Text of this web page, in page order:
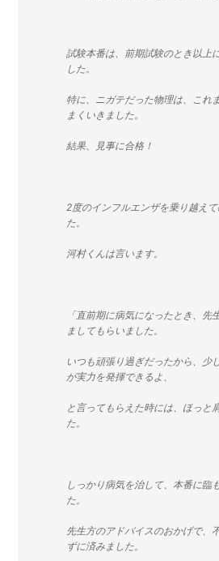
試験本番は、前期試験のとき以上
した。
特に、ニガテだった物理は、これ
まくいきました。
結果、見事に合格！
2度のインフルエンザを乗り越え
た。
河村くんは言います。
「直前期に病気になったとき、先
ましてもらいました。
いつも頑張り過ぎだったから、少
が実力を発揮できるよ、
と言ってもらえた時には、ほっと
た。
しっかり病気を治して、本番に臨
た。
先生方のアドバイスのおかげで、
ずに済みました。